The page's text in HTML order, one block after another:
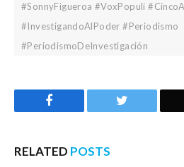
#SonnyFigueroa #VoxPopuli
#InvestigandoAlPoder #Periodismo
#PeriodismoDeInvestigación
RELATED POSTS